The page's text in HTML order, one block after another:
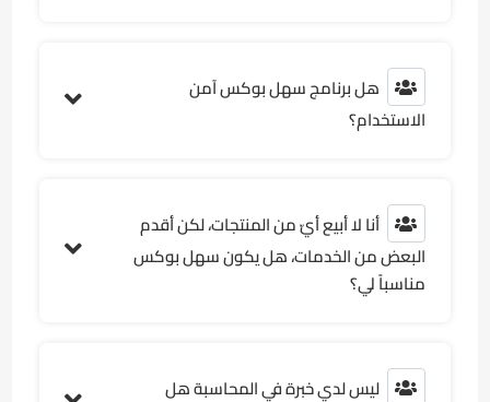
هل برنامج سهل بوكس آمن
الاستخدام؟
أنا لا أبيع أيّ من المنتجات، لكن أقدم
البعض من الخدمات، هل يكون سهل بوكس
مناسباً لي؟
ليس لدي خبرة في المحاسبة هل